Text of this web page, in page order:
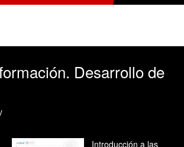
Desarrollo de
Introducción a las